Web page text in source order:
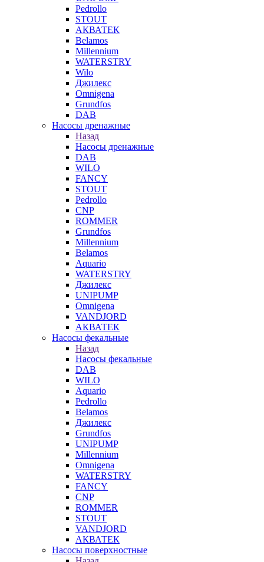
Pedrollo
STOUT
АКВАТЕК
Belamos
Millennium
WATERSTRY
Wilo
Джилекс
Omnigena
Grundfos
DAB
Насосы дренажные
Назад
Насосы дренажные
DAB
WILO
FANCY
STOUT
Pedrollo
CNP
ROMMER
Grundfos
Millennium
Belamos
Aquario
WATERSTRY
Джилекс
UNIPUMP
Omnigena
VANDJORD
АКВАТЕК
Насосы фекальные
Назад
Насосы фекальные
DAB
WILO
Aquario
Pedrollo
Belamos
Джилекс
Grundfos
UNIPUMP
Millennium
Omnigena
WATERSTRY
FANCY
CNP
ROMMER
STOUT
VANDJORD
АКВАТЕК
Насосы поверхностные